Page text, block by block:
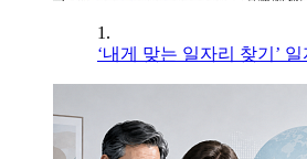
1.
‘내게 맞는 일자리 찾기’